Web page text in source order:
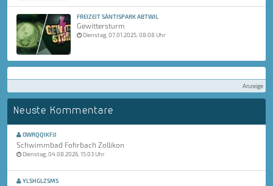
FREIZEIT SÄNTISPARK ABTWIL
Gewittersturm
Dienstag, 07.01.2025, 08:08 Uhr
Anzeige
Neuste Kommentare
OWRQQIKFJJ
Schwimmbad Fohrbach Zollikon
Dienstag, 04.08.2026, 15:03 Uhr
YLSHGLZSMS